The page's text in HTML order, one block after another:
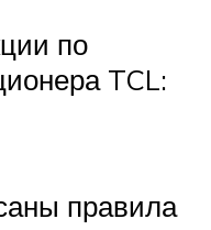
по
TCL:
правила